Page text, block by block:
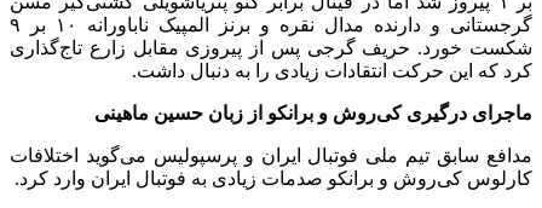
گرجستانی و دارنده مدال نقره و برنز المپیک ناباورانه ۱۰ بر ۹
شکست خورد. حریف گرجی پس از پیروزی مقابل زارع تاج‌گذاری
کرد که این حرکت انتقادات زیادی را به دنبال داشت.
ماجرای درگیری کی‌روش و برانکو از زبان حسین ماهینی
مدافع سابق تیم ملی فوتبال ایران و پرسپولیس می‌گوید اختلافات
کارلوس کی‌روش و برانکو صدمات زیادی به فوتبال ایران وارد کرد.